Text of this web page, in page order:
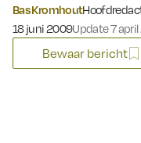
Bas Kromhout
Gepubliceerd op:
18 juni 2009Update 7
Bewaar bericht